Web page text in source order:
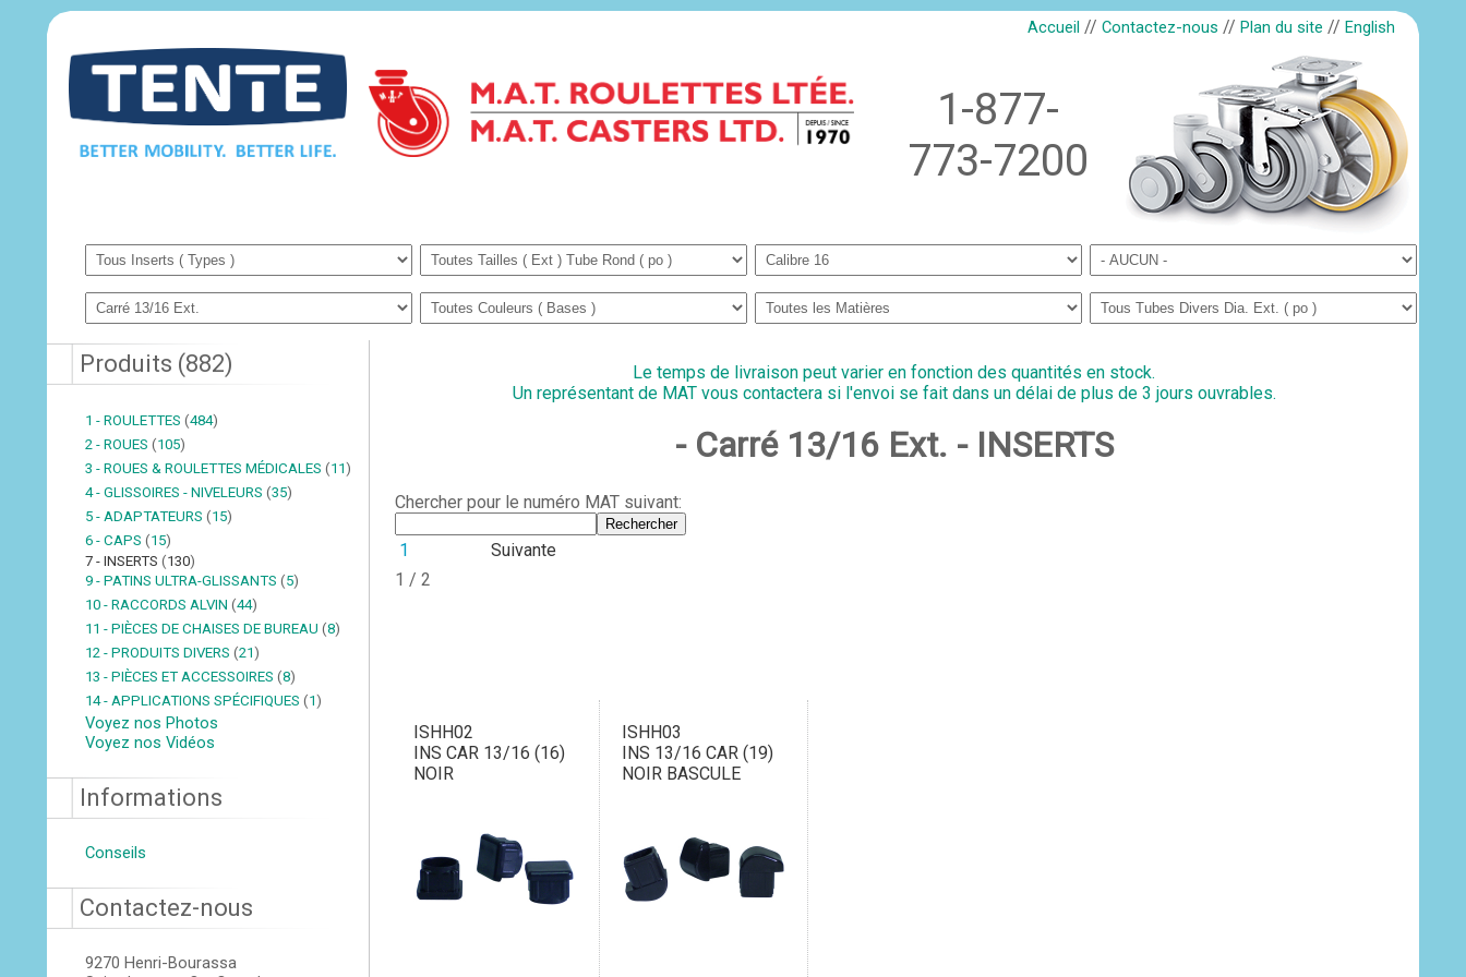
Accueil // Contactez-nous // Plan du site // English
1-877-
773-7200
Produits (882)
1 - ROULETTES (484)
2 - ROUES (105)
3 - ROUES & ROULETTES MÉDICALES (11)
4 - GLISSOIRES - NIVELEURS (35)
5 - ADAPTATEURS (15)
6 - CAPS (15)
7 - INSERTS (130)
9 - PATINS ULTRA-GLISSANTS (5)
10 - RACCORDS ALVIN (44)
11 - PIÈCES DE CHAISES DE BUREAU (8)
12 - PRODUITS DIVERS (21)
13 - PIÈCES ET ACCESSOIRES (8)
14 - APPLICATIONS SPÉCIFIQUES (1)
Voyez nos Photos
Voyez nos Vidéos
Informations
Conseils
Contactez-nous
9270 Henri-Bourassa
Le temps de livraison peut varier en fonction des quantités en stock.
Un représentant de MAT vous contactera si l'envoi se fait dans un délai de plus de 3 jours ouvrables.
- Carré 13/16 Ext. - INSERTS
Chercher pour le numéro MAT suivant:
1
Suivante
1 / 2
ISHH02
INS CAR 13/16 (16)
NOIR
ISHH03
INS 13/16 CAR (19)
NOIR BASCULE